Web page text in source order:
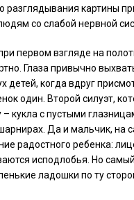
разглядывания картины
со слабой нервной
первом взгляде на
Глаза привычно
детей, когда вдруг
один. Второй силуэт,
– кукла с пустыми
Да и мальчик, на
радостного ребенка:
исподлобья. Но
ладошки по ту